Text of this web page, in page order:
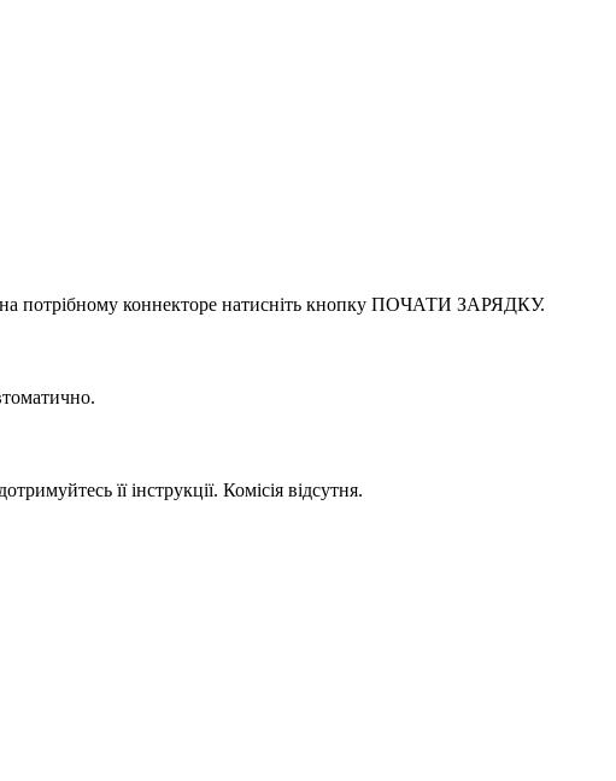
на потрібному коннекторе натисніть кнопку ПОЧАТИ ЗАРЯДКУ.
її інструкції. Комісія відсутня.